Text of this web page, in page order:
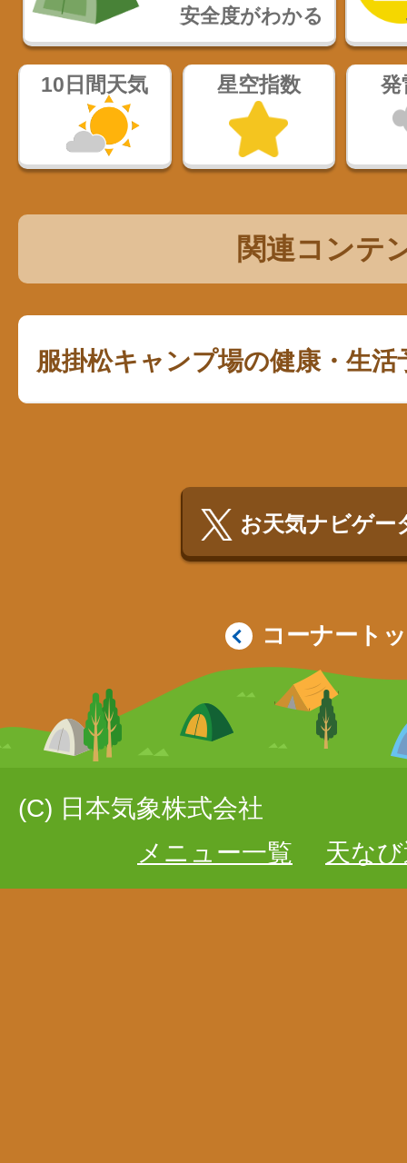
安全度がわかる
10日間天気 星空指数 発
関連コンテ
服掛松キャンプ場の健康・生活
お天気ナビゲー
コーナート
(C) 日本気象株式会社
メニュー一覧
天な